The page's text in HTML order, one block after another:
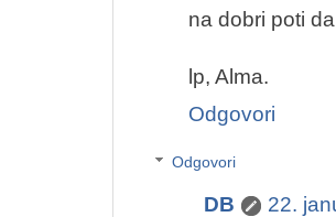
na dobri poti
lp, Alma.
Odgovori
Odgovori
DB
22.